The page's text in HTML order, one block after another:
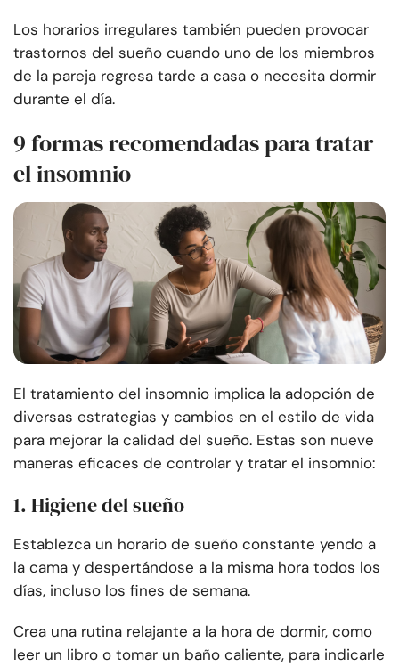
Los horarios irregulares también pueden provocar
trastornos del sueño cuando uno de los miembros
de la pareja regresa tarde a casa o necesita dormir
durante el día.
9 formas recomendadas para tratar
el insomnio
El tratamiento del insomnio implica la adopción de
diversas estrategias y cambios en el estilo de vida
para mejorar la calidad del sueño. Estas son nueve
maneras eficaces de controlar y tratar el insomnio:
1. Higiene del sueño
Establezca un horario de sueño constante yendo a
la cama y despertándose a la misma hora todos los
días, incluso los fines de semana.
Crea una rutina relajante a la hora de dormir, como
leer un libro o tomar un baño caliente, para indicarle